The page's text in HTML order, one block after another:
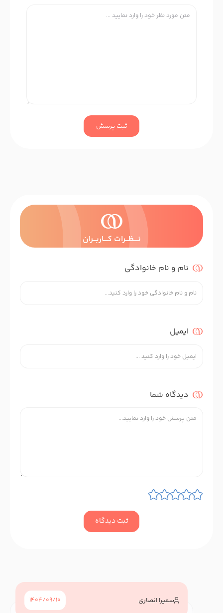
ثبت پرسش
نــــظـــرات کــــاربـــران
نام و نام خانوادگی
ایمیل
دیدگاه شما
ثبت دیدگاه
سمیرا انصاری 1404/09/10